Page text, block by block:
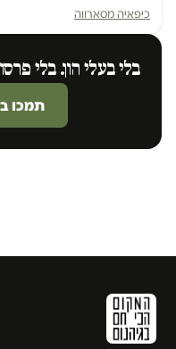
כיפאיה מסארווה
בלי בעלי הון. בלי
תמכו